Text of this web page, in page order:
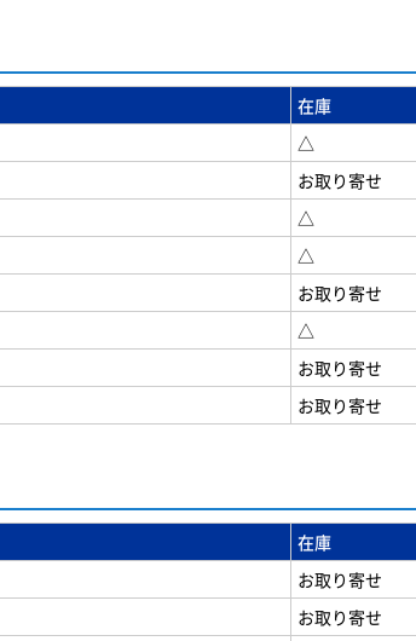
在庫
△
お取り寄せ
△
△
お取り寄せ
△
お取り寄せ
お取り寄せ
在庫
お取り寄せ
お取り寄せ